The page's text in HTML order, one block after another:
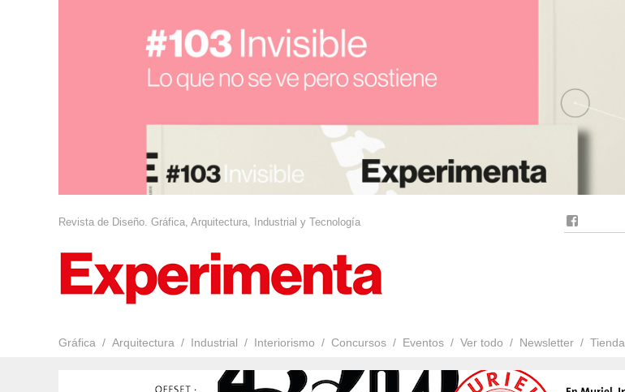
Revista de Diseño. Gráfica, Arquitectura, Industrial y Tecnología
Gráfica Arquitectura Industrial Interiorismo Concursos Eventos Ver todo Newsletter Tienda